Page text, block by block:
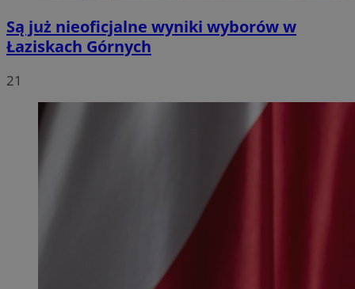
Są już nieoficjalne wyniki wyborów w
Łaziskach Górnych
21